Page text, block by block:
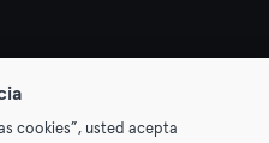
cookies”, usted acepta